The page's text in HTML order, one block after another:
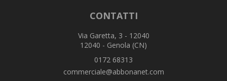
CONTATTI
Via Garetta, 3 - 12040
12040 - Genola (CN)
0172 68313
commerciale@abbonanet.com